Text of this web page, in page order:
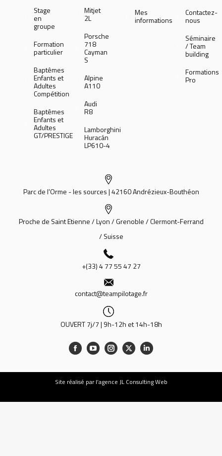
Stage
en
groupe
Formation
particulier
Baptêmes
Enfants et
Adultes
Compétition
Baptêmes
Enfants et
Adultes
GT/PRESTIGE
Mitjet
2L
Porsche
718
Cayman
S
Alpine
A110
Audi
R8
Lamborghini
Huracán
LP610-4
Mes
informations
Contactez-
nous
Séminaire
/ Team
building
Formations
Pro
Parc de l'Orme - les sources | 42160 Andrézieux-Bouthéon
Proche de Saint Etienne / Lyon / Grenoble / Clermont-Ferrand
/ Suisse
+(33) 4 77 55 47 27
contact@teampilotage.fr
OUVERT 7j/7 | 9h-12h et 14h-18h
Site réalisé par l’agence JL Consulting Web